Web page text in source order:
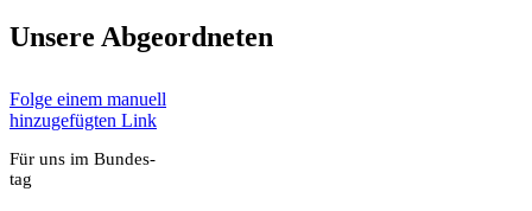
Unse­re Abge­ord­ne­ten
Fol­ge einem manu­ell
hin­zu­ge­füg­ten Link
Für uns im Bun­des­
tag